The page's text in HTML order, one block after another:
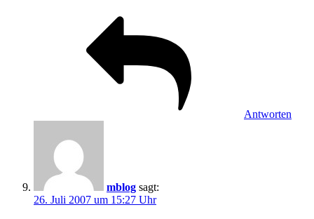
Antworten
mblog sagt:
26. Juli 2007 um 15:27 Uhr